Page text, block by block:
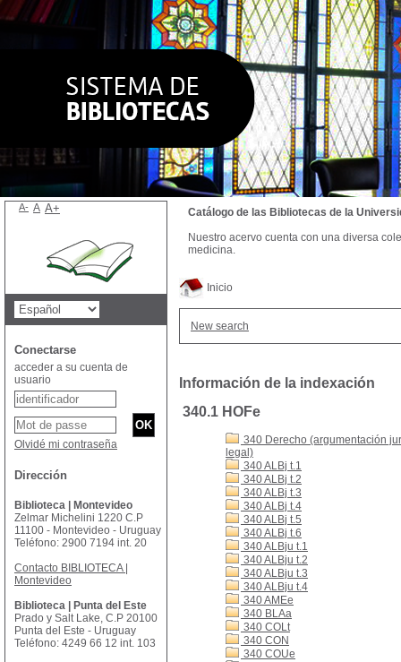
Inicio
New search
Información de la indexación
340.1 HOFe
340 Derecho (argumentación
legal)
340 ALBj t.1
340 ALBj t.2
340 ALBj t.3
340 ALBj t.4
340 ALBj t.5
340 ALBj t.6
340 ALBju t.1
340 ALBju t.2
340 ALBju t.3
340 ALBju t.4
340 AMEe
340 BLAa
340 COLt
340 CON
340 COUe
Catálogo de las Bibliotecas de la
Nuestro acervo cuenta con una diversa
medicina.
A- A A+
Conectarse
acceder a su cuenta de
usuario
Olvidé mi contraseña
Dirección
Biblioteca | Montevideo
Zelmar Michelini 1220 C.P
11100 - Montevideo - Uruguay
Teléfono: 2900 7194 int. 20
Contacto BIBLIOTECA |
Montevideo
Biblioteca | Punta del Este
Prado y Salt Lake, C.P 20100
Punta del Este - Uruguay
Teléfono: 4249 66 12 int. 103